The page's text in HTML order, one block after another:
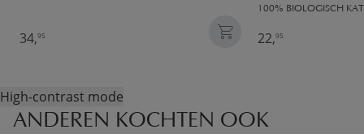
34,95
100% BIOLOGISCH
22,95
High-contrast mode
ANDEREN KOCHTEN OOK